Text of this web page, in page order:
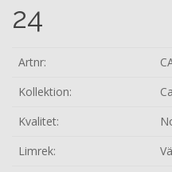
24
Artnr:
Kollektion:
Kvalitet:
Limrek: